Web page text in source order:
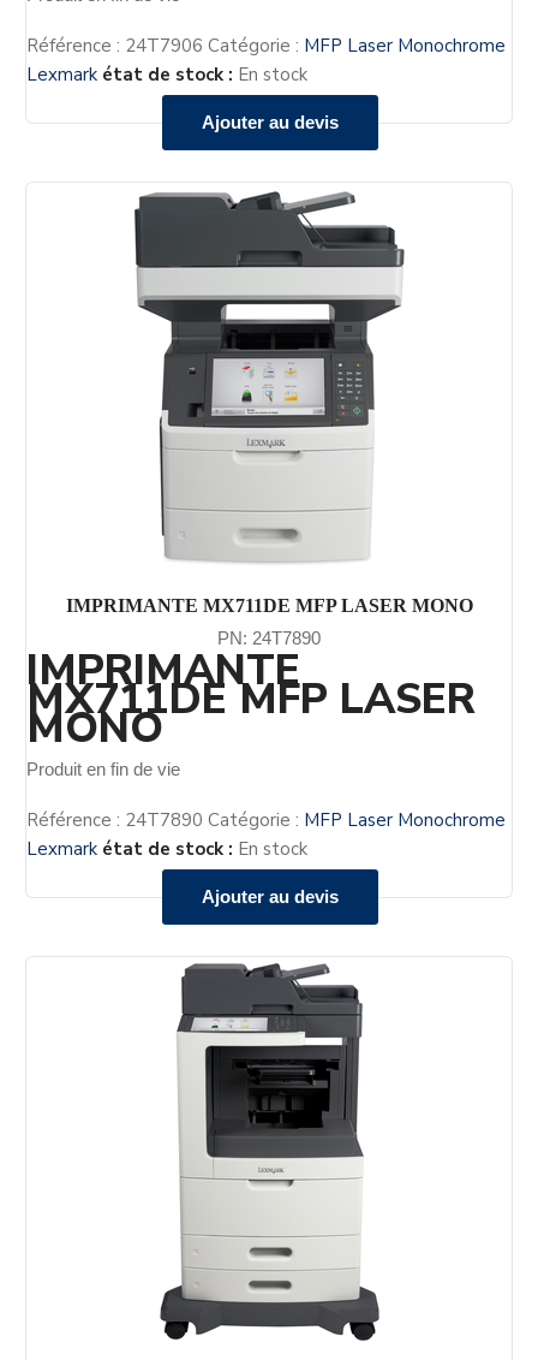
Ajouter au devis
Référence : 24T7906 Catégorie : MFP Laser Monochrome
Lexmark état de stock : En stock
IMPRIMANTE MX711DE MFP LASER MONO
PN: 24T7890
Ajouter au devis
IMPRIMANTE
MX711DE MFP LASER
MONO
Produit en fin de vie
Référence : 24T7890 Catégorie : MFP Laser Monochrome
Lexmark état de stock : En stock